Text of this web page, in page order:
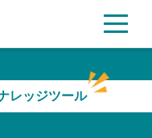
レッジツール